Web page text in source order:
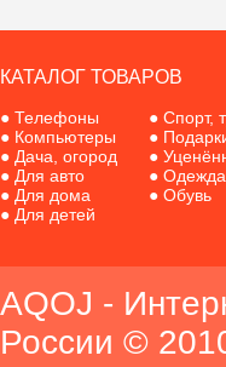
КАТАЛОГ ТОВАРОВ
● Телефоны
● Компьютеры
● Дача, огород
● Для авто
● Для дома
● Для детей
● Спорт,
●
●
● Одежда
● Обувь
AQOJ -
России ©